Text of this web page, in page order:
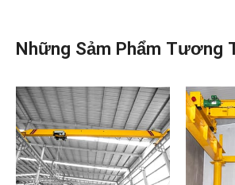
Những Sảm Phẩm Tương